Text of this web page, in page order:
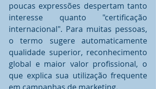
poucas expressões despertam tanto
interesse quanto "certificação
internacional". Para muitas pessoas,
o termo sugere automaticamente
qualidade superior, reconhecimento
global e maior valor profissional, o
que explica sua utilização frequente